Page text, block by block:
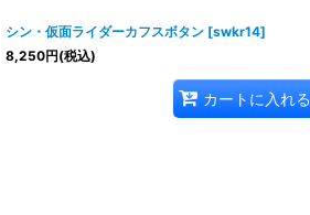
シン・仮面ライダーカフスボタン [swkr14]
8,250円(税込)
カートに入れる